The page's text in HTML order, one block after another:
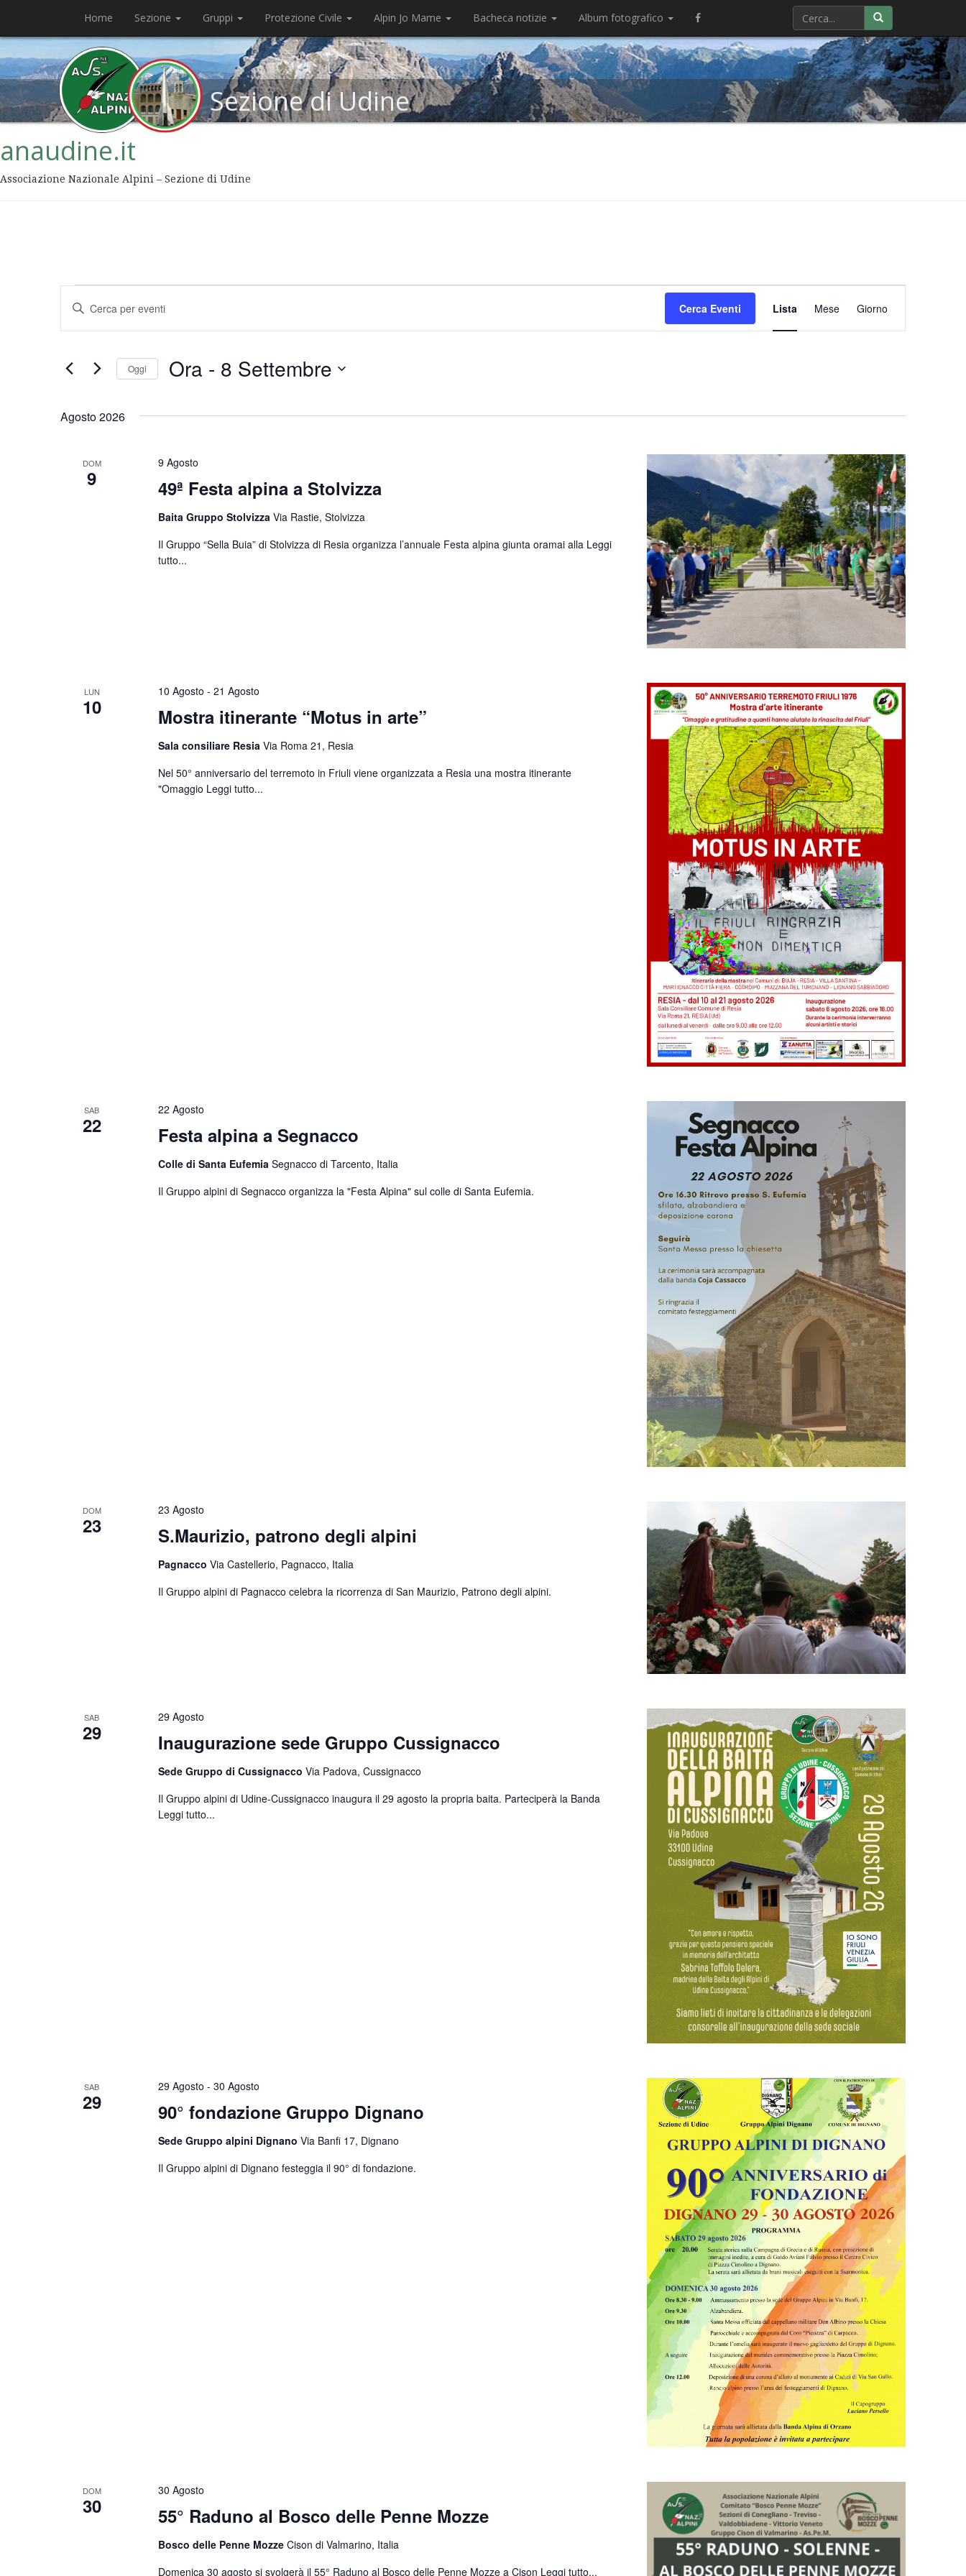
Home Sezione Gruppi Protezione Civile Alpin Jo Mame Bacheca notizie Album fotografico
Sezione di Udine
anaudine.it
Associazione Nazionale Alpini – Sezione di Udine
Eventi
Ricerca
viste
Inserisci
Parola
Chiave.
per
Cerca Eventi
Evento
Viste
Navigazione
Lista Mese Giorno
Oggi Ora - 8 Settembre
data.
Agosto 2026
DOM
9 49ª Festa alpina a Stolvizza
9 Agosto
Baita Gruppo Stolvizza Via Rastie, Stolvizza
Il Gruppo “Sella Buia” di Stolvizza di Resia organizza l’annuale Festa alpina giunta oramai alla Leggi
tutto...
LUN
10 Mostra itinerante “Motus in arte”
10 Agosto - 21 Agosto
Sala consiliare Resia Via Roma 21, Resia
Nel 50° anniversario del terremoto in Friuli viene organizzata a Resia una mostra itinerante
"Omaggio Leggi tutto...
SAB
22 Festa alpina a Segnacco
22 Agosto
Colle di Santa Eufemia Segnacco di Tarcento, Italia
Il Gruppo alpini di Segnacco organizza la "Festa Alpina" sul colle di Santa Eufemia.
DOM
23 S.Maurizio, patrono degli alpini
23 Agosto
Pagnacco Via Castellerio, Pagnacco, Italia
Il Gruppo alpini di Pagnacco celebra la ricorrenza di San Maurizio, Patrono degli alpini.
SAB
29 Inaugurazione sede Gruppo Cussignacco
29 Agosto
Sede Gruppo di Cussignacco Via Padova, Cussignacco
Il Gruppo alpini di Udine-Cussignacco inaugura il 29 agosto la propria baita. Parteciperà la Banda
Leggi tutto...
SAB
29 90° fondazione Gruppo Dignano
29 Agosto - 30 Agosto
Sede Gruppo alpini Dignano Via Banfi 17, Dignano
Il Gruppo alpini di Dignano festeggia il 90° di fondazione.
DOM
30 55° Raduno al Bosco delle Penne Mozze
30 Agosto
Bosco delle Penne Mozze Cison di Valmarino, Italia
Domenica 30 agosto si svolgerà il 55° Raduno al Bosco delle Penne Mozze a Cison Leggi tutto...